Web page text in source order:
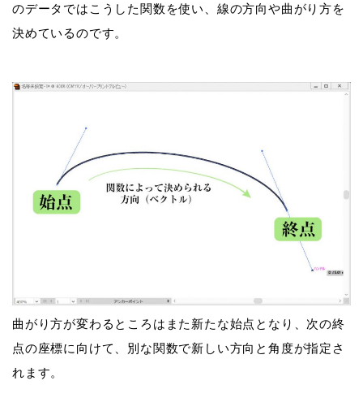
のデータではこうした 関数を使い、線の方向や曲がり方を
決めているのです。
曲がり方が変わるところはまた新たな始点となり、次の終
点の座標に向けて、別な関数で新しい方向と角度が指定さ
れます。